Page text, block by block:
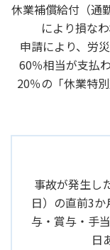
休業補償給付（通
により損な
申請により、労
60％相当が支払
20％の「休業特
事故が発生し
日）の直前3
与・賞与・手
日